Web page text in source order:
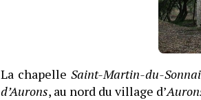
La chapelle Saint-Martin-du-
d’Aurons, au nord du village d’